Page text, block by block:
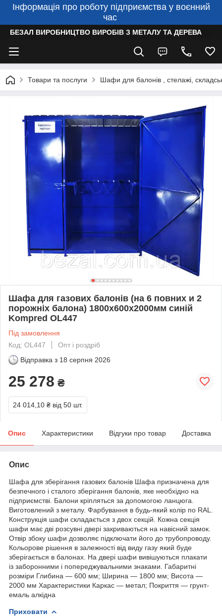
Інформація про роботу підприємства у воєнний
час
БЕЗАЛ ВИРОБНИЦТВО ВИРОБІВ З МЕТАЛУ ТА ДЕРЕВА
Товари та послуги Шафи для балонів , стелажі,
Шафа для газових балонів (на 6 повних и 2
порожніх балона) 1800х600х2000мм синій
Kompred OL447
Під замовлення
Код: OL447
Опт і роздріб
Відправка з 18 серпня 2026
25 278 ₴
24 014,10 ₴ від 50 шт.
Опис Характеристики Відгуки про товар Доставка
Опис
Шафа для зберігання газових балонів Шафа призначена для
безпечного і сталого зберігання балонів, яке необхідно на
підприємстві. Балони кріпляться за допомогою ланцюга.
Виготовлений з металу. Фарбування в будь-який колір по RAL.
Конструкція шафи складається з двох секцій. Кожна секція
шафи має дві розсувні двері закриваються на навісний замок.
Отвір збоку шафи дозволяє підключати його до трубопроводу.
Кольорове рішення в залежності від виду газу який буде
зберігається в балонах. На двері шафи вивішуються плакати
із заборонними і попереджувальними знаками. Габаритні
розміри Глибина — 600 мм; Ширина — 1800 мм; Висота —
2000 мм Характеристики Каркас — метал; Покриття — грунт-
емаль алкідна
Приховати